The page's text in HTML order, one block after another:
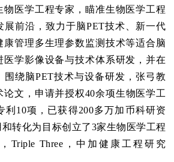
物医学工程专家，瞄准生物医学工程
展前沿，致力于脑PET技术、新一代
康管理多生理参数监测技术等适合脑
医学影像设备与技术体系研发，并在
围绕脑PET技术与设备研发，张弓教
论文，申请并授权40余项生物医学工
利 10项，已获得200多万加币科研资
转化为目标创立了3家生物医学工程
， Triple Three ，中加健康工程研究